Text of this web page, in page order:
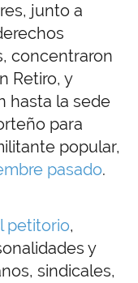
junto a
concentraron
Retiro, y
hasta la sede
para
popular,
pasado.
petitorio,
y
sindicales,